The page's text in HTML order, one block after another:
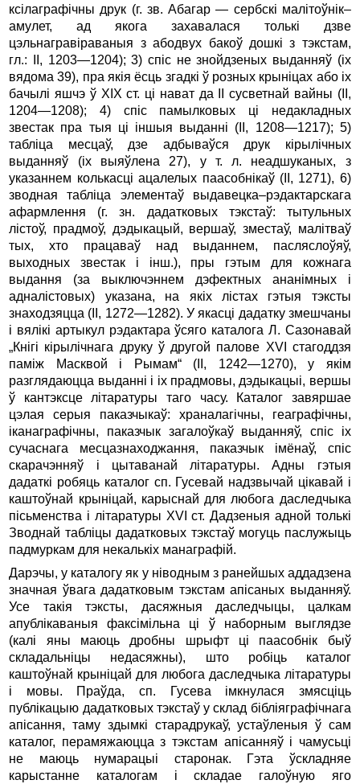
ксілаграфічны друк (г. зв. Абагар — сербскі малітоўнік–
амулет, ад якога захавалася толькі дзве
цэльнагравіраваныя з абодвух бакоў дошкі з тэкстам,
гл.: II, 1203—1204); 3) спіс не знойдзеных выданняў (іх
вядома 39), пра якія ёсць згадкі ў розных крыніцах або іх
бачылі яшчэ ў XIX ст. ці нават да II сусветнай вайны (II,
1204—1208); 4) спіс памылковых ці недакладных
звестак пра тыя ці іншыя выданні (II, 1208—1217); 5)
табліца месцаў, дзе адбываўся друк кірылічных
выданняў (іх выяўлена 27), у т. л. неадшуканых, з
указаннем колькасці ацалелых паасобнікаў (II, 1271), 6)
зводная табліца элементаў выдавецка–рэдактарскага
афармлення (г. зн. дадатковых тэкстаў: тытульных
лістоў, прадмоў, дэдыкацый, вершаў, зместаў, малітваў
тых, хто працаваў над выданнем, пасляслоўяў,
выходных звестак і інш.), пры гэтым для кожнага
выдання (за выключэннем дэфектных ананімных і
адналістовых) указана, на якіх лістах гэтыя тэксты
знаходзяцца (II, 1272—1282). У якасці дадатку змешчаны
і вялікі артыкул рэдактара ўсяго каталога Л. Сазонавай
„Кнігі кірылічнага друку ў другой палове XVI стагоддзя
паміж Масквой і Рымам“ (II, 1242—1270), у якім
разглядаюцца выданні і іх прадмовы, дэдыкацыі, вершы
ў кантэксце літаратуры таго часу. Каталог завяршае
цэлая серыя паказчыкаў: храналагічны, геаграфічны,
іканаграфічны, паказчык загалоўкаў выданняў, спіс іх
сучаснага месцазнаходжання, паказчык імёнаў, спіс
скарачэнняў і цытаванай літаратуры. Адны гэтыя
дадаткі робяць каталог сп. Гусевай надзвычай цікавай і
каштоўнай крыніцай, карыснай для любога даследчыка
пісьменства і літаратуры XVI ст. Дадзеныя адной толькі
Зводнай табліцы дадатковых тэкстаў могуць паслужыць
падмуркам для некалькіх манаграфій.
Дарэчы, у каталогу як у ніводным з ранейшых аддадзена
значная ўвага дадатковым тэкстам апісаных выданняў.
Усе такія тэксты, дасяжныя даследчыцы, цалкам
апублікаваныя факсімільна ці ў наборным выглядзе
(калі яны маюць дробны шрыфт ці паасобнік быў
складальніцы недасяжны), што робіць каталог
каштоўнай крыніцай для любога да­следчыка літаратуры
і мовы. Праўда, сп. Гусева імкнулася змясціць
публікацыю дадатковых тэкстаў у склад бібліягра­фіч­нага
апісання, таму здымкі старадрукаў, устаўленыя ў сам
каталог, перамяжаюцца з тэкстам апісанняў і чамусьці
не маюць нумарацыі старонак. Гэта ўскладняе
карыстанне каталогам і складае галоўную яго